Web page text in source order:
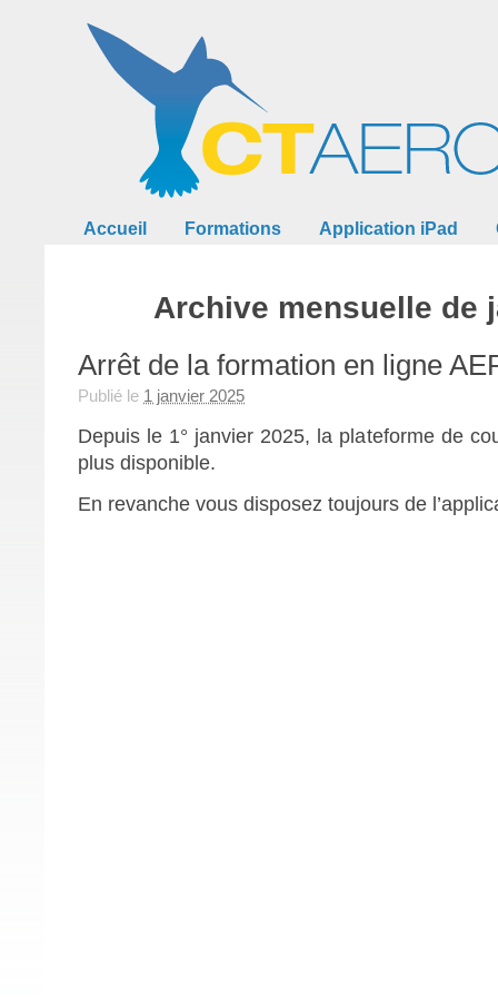
Accueil Formations Application iPad
Archive mensuelle de
Arrêt de la formation en ligne
Publié le 1 janvier 2025
Depuis le 1° janvier 2025, la plateforme de
plus disponible.
En revanche vous disposez toujours de